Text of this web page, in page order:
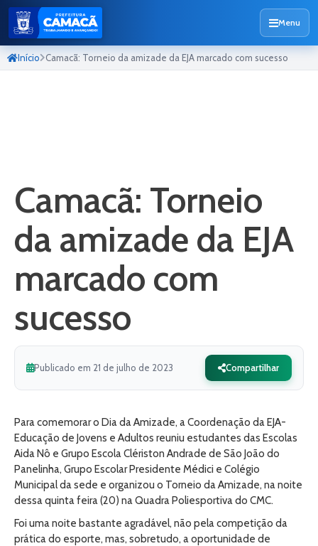
Menu
Início Camacã: Torneio da amizade da EJA marcado com sucesso
Camacã: Torneio
da amizade da EJA
marcado com
sucesso
Publicado em 21 de julho de 2023 Compartilhar
Para comemorar o Dia da Amizade, a Coordenação da EJA-
Educação de Jovens e Adultos reuniu estudantes das Escolas
Aida Nô e Grupo Escola Clériston Andrade de São João do
Panelinha, Grupo Escolar Presidente Médici e Colégio
Municipal da sede e organizou o Torneio da Amizade, na noite
dessa quinta feira (20) na Quadra Poliesportiva do CMC.
Foi uma noite bastante agradável, não pela competição da
prática do esporte, mas, sobretudo, a oportunidade de